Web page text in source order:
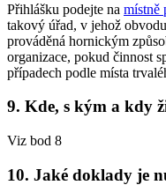
Přihlášku podejte na místně
takový úřad, v jehož
prováděná hornickým
organizace, pokud činnost
případech podle místa
9. Kde, s kým a kdy
Viz bod 8
10. Jaké doklady je